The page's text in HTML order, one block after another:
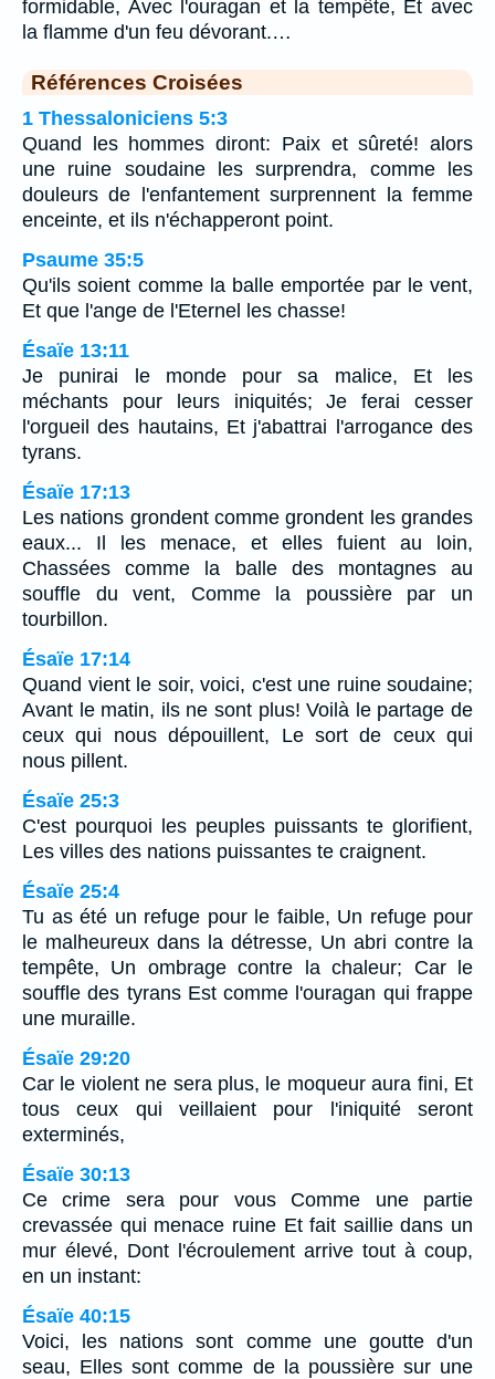
formidable, Avec l'ouragan et la tempête, Et avec
la flamme d'un feu dévorant.…
Références Croisées
1 Thessaloniciens 5:3
Quand les hommes diront: Paix et sûreté! alors
une ruine soudaine les surprendra, comme les
douleurs de l'enfantement surprennent la femme
enceinte, et ils n'échapperont point.
Psaume 35:5
Qu'ils soient comme la balle emportée par le vent,
Et que l'ange de l'Eternel les chasse!
Ésaïe 13:11
Je punirai le monde pour sa malice, Et les
méchants pour leurs iniquités; Je ferai cesser
l'orgueil des hautains, Et j'abattrai l'arrogance des
tyrans.
Ésaïe 17:13
Les nations grondent comme grondent les grandes
eaux... Il les menace, et elles fuient au loin,
Chassées comme la balle des montagnes au
souffle du vent, Comme la poussière par un
tourbillon.
Ésaïe 17:14
Quand vient le soir, voici, c'est une ruine soudaine;
Avant le matin, ils ne sont plus! Voilà le partage de
ceux qui nous dépouillent, Le sort de ceux qui
nous pillent.
Ésaïe 25:3
C'est pourquoi les peuples puissants te glorifient,
Les villes des nations puissantes te craignent.
Ésaïe 25:4
Tu as été un refuge pour le faible, Un refuge pour
le malheureux dans la détresse, Un abri contre la
tempête, Un ombrage contre la chaleur; Car le
souffle des tyrans Est comme l'ouragan qui frappe
une muraille.
Ésaïe 29:20
Car le violent ne sera plus, le moqueur aura fini, Et
tous ceux qui veillaient pour l'iniquité seront
exterminés,
Ésaïe 30:13
Ce crime sera pour vous Comme une partie
crevassée qui menace ruine Et fait saillie dans un
mur élevé, Dont l'écroulement arrive tout à coup,
en un instant:
Ésaïe 40:15
Voici, les nations sont comme une goutte d'un
seau, Elles sont comme de la poussière sur une